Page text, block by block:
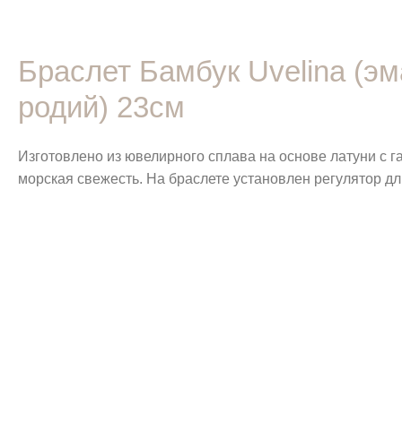
Браслет Бамбук Uvelina
родий) 23см
Изготовлено из ювелирного сплава на основе латуни
морская свежесть. На браслете установлен регулятор